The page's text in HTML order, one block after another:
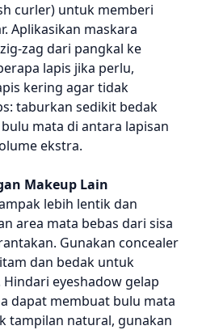
curler) untuk memberi
Aplikasikan maskara
zag dari pangkal ke
lapis jika perlu,
kering agar tidak
taburkan sedikit bedak
mata di antara lapisan
ekstra.
Makeup Lain
lebih lentik dan
area mata bebas dari sisa
Gunakan concealer
dan bedak untuk
eyeshadow gelap
dapat membuat bulu mata
tampilan natural, gunakan